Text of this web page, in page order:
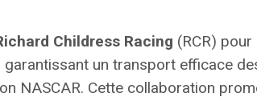
Childress Racing (RCR)
garantissant un transport efficace
NASCAR. Cette collaboration